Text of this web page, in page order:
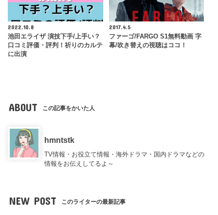
2022.10.8
池田エライザ 演技下手/上手い？
口コミ評価・評判！祈りのカルテ
に出演
2017.4.5
ファーゴ/FARGO S1無料動画 字
幕/吹き替えの視聴はココ！
ABOUT この記事をかいた人
hmntstk
TV情報・お役立て情報・海外ドラマ・国内ドラマなどの
情報をお伝えしてるよ～
NEW POST このライターの最新記事